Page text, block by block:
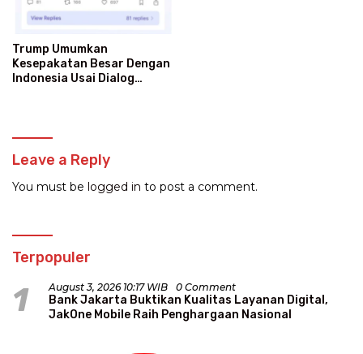
Trump Umumkan
Kesepakatan Besar Dengan
Indonesia Usai Dialog
Leave a Reply
You must be logged in to post a comment.
Terpopuler
1 August 3, 2026 10:17 WIB 0 Comment
Bank Jakarta Buktikan Kualitas Layanan Digital,
JakOne Mobile Raih Penghargaan Nasional